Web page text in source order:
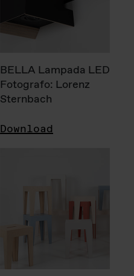
BELLA Lampada LED
Fotografo: Lorenz
Sternbach
Download